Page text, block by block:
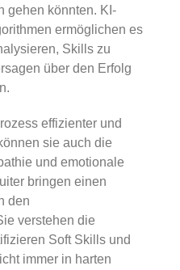
gehen könnten. KI-
ermöglichen es
Skills zu
über den Erfolg
effizienter und
sie auch die
und emotionale
bringen einen
den
verstehen die
Soft Skills und
immer in harten